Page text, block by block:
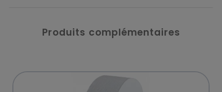
Produits complémentaires